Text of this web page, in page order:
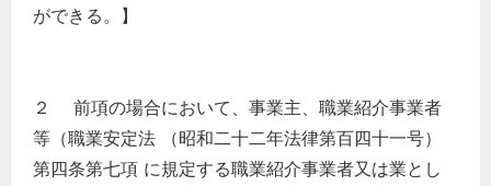
ができる。】
２ 前項の場合において、事業主、職業紹介事業者
等（職業安定法 （昭和二十二年法律第百四十一号）
第四条第七項 に規定する職業紹介事業者又は業とし